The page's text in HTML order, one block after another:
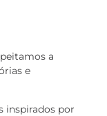
a
e
inspirados por